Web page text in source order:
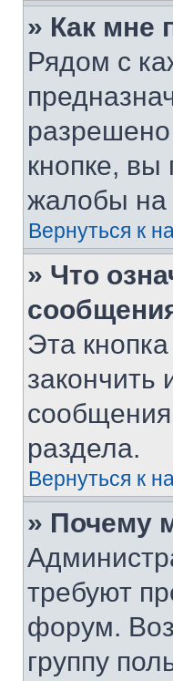
» Как мне
Рядом с
кнопке,
жалобы на
Вернуться к
» Что
Эта
закончить
раздела.
Вернуться к
» Почему
требуют
форум.
группу